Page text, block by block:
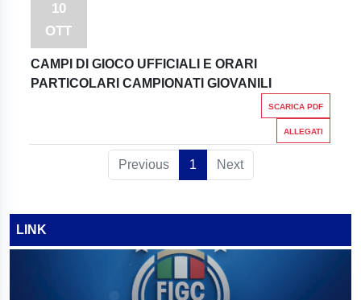
10
OTT
CAMPI DI GIOCO UFFICIALI E ORARI
PARTICOLARI CAMPIONATI GIOVANILI
SCARICA PDF
ALLEGATI
Previous 1 Next
LINK